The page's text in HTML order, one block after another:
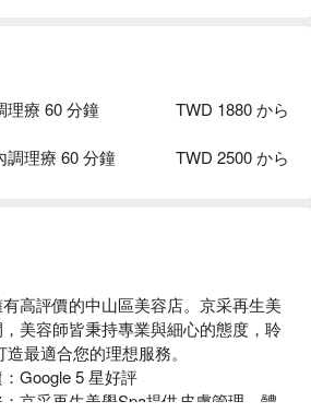
理療 60 分鐘 TWD 1880 から
調理療 60 分鐘 TWD 2500 から
高評價的中山區美容店。京采再生美
美容師皆秉持專業與細心的態度，聆
最適合您的理想服務。
Google 5 星好評
京采再生美學Spa提供皮膚管理、體